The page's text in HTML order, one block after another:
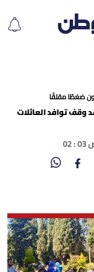
وقف توافد العائلات
ص